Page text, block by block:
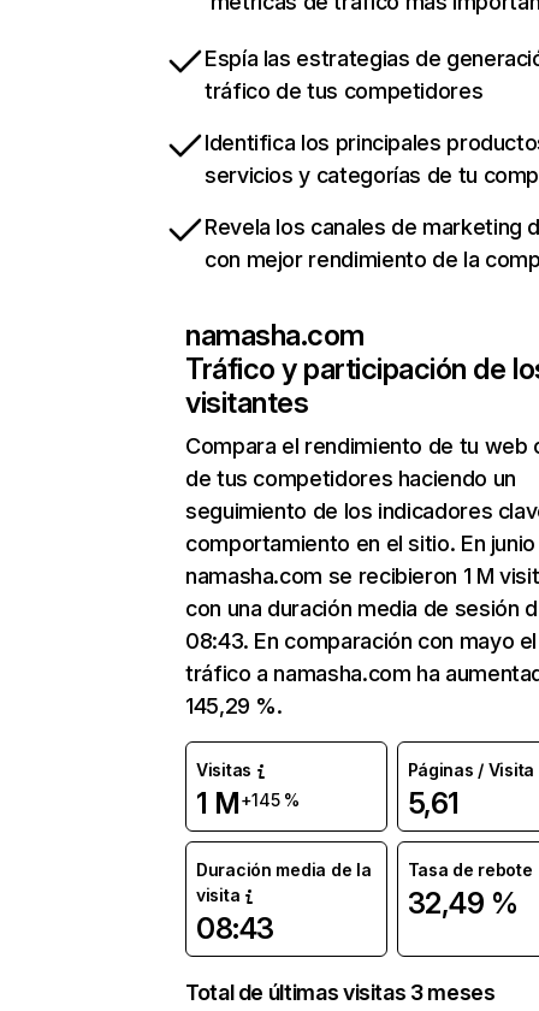
Espía las estrategias de
tráfico de tus competidores
Identifica los principales
servicios y categorías de tu
Revela los canales de marketing
con mejor rendimiento de la
namasha.com
Tráfico y participación de
visitantes
Compara el rendimiento de tu web
de tus competidores haciendo un
seguimiento de los indicadores
comportamiento en el sitio. En junio
namasha.com se recibieron 1 M
con una duración media de sesión
08:43. En comparación con mayo el
tráfico a namasha.com ha
145,29 %.
Visitas
1 M+145 %
Páginas / Visita
5,61
Duración media de la
visita
08:43
Tasa de rebote
32,49 %
Total de últimas visitas 3 meses